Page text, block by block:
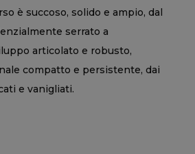
è succoso, solido e ampio, dal
serrato a
articolato e robusto,
compatto e persistente, dai
e vanigliati.